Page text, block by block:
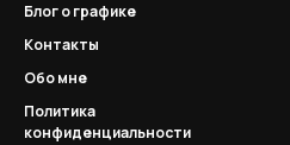
Блог о графике
Контакты
Обо мне
Политика
конфиденциальности